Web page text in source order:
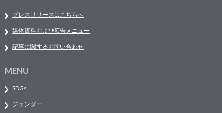
プレスリリースはこちらへ
媒体資料および広告メニュー
記事に関するお問い合わせ
MENU
SDGs
ジェンダー